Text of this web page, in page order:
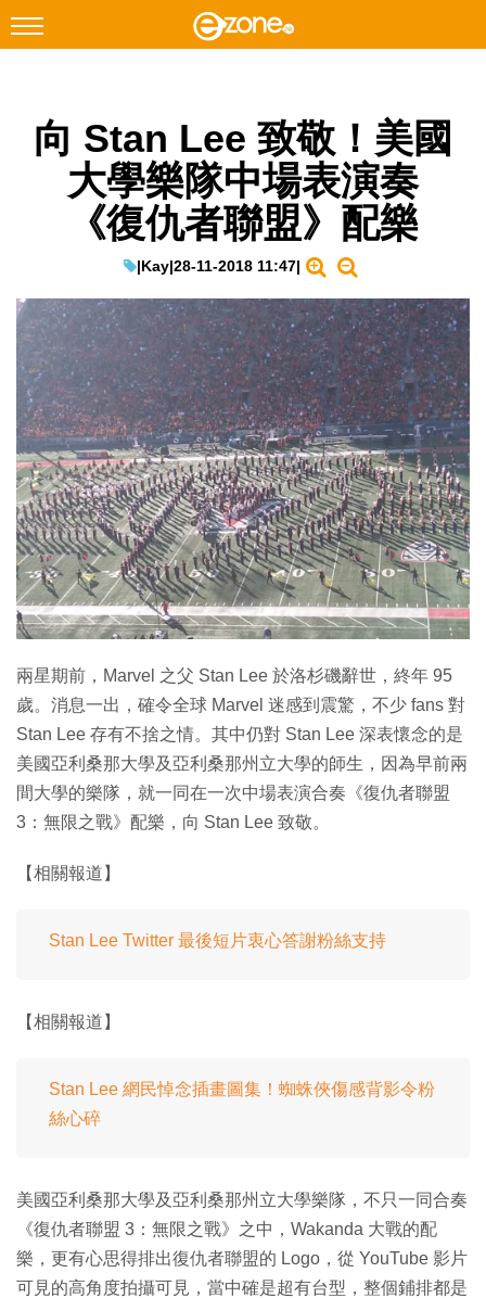
Facebook Instagram
科技焦點
教學評測
EduTech
IT Times
生成式AI與雲端應用
Enterprise Digital Transformation
特集
向 Stan Lee 致敬！美國
大學樂隊中場表演奏
《復仇者聯盟》配樂
|Kay|28-11-2018 11:47|
兩星期前，Marvel 之父 Stan Lee 於洛杉磯辭世，終年 95
歲。消息一出，確令全球 Marvel 迷感到震驚，不少 fans 對
Stan Lee 存有不捨之情。其中仍對 Stan Lee 深表懷念的是
美國亞利桑那大學及亞利桑那州立大學的師生，因為早前兩
間大學的樂隊，就一同在一次中場表演合奏《復仇者聯盟
3：無限之戰》配樂，向 Stan Lee 致敬。
【相關報道】
Stan Lee Twitter 最後短片衷心答謝粉絲支持
【相關報道】
Stan Lee 網民悼念插畫圖集！蜘蛛俠傷感背影令粉
絲心碎
美國亞利桑那大學及亞利桑那州立大學樂隊，不只一同合奏
《復仇者聯盟 3：無限之戰》之中，Wakanda 大戰的配
樂，更有心思得排出復仇者聯盟的 Logo，從 YouTube 影片
可見的高角度拍攝可見，當中確是超有台型，整個鋪排都是